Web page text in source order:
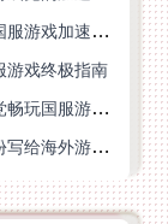
巴西怎么玩新笑傲江湖不卡顿？海外玩家国服游戏加速终极指南（附猫和老鼠一梦江湖实测）
游戏终极指南
足球世界国外加速器下载安装指南：海外党畅玩国服游戏的终极解决方案
国外玩合金弹头：觉醒用什么加速器？一份写给海外游子的畅玩指南